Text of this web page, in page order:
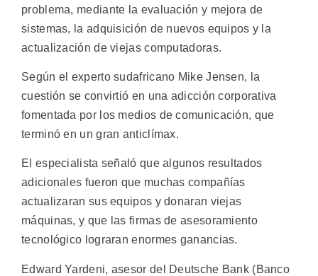
problema, mediante la evaluación y mejora de
sistemas, la adquisición de nuevos equipos y la
actualización de viejas computadoras.
Según el experto sudafricano Mike Jensen, la
cuestión se convirtió en una adicción corporativa
fomentada por los medios de comunicación, que
terminó en un gran anticlímax.
El especialista señaló que algunos resultados
adicionales fueron que muchas compañías
actualizaran sus equipos y donaran viejas
máquinas, y que las firmas de asesoramiento
tecnológico lograran enormes ganancias.
Edward Yardeni, asesor del Deutsche Bank (Banco